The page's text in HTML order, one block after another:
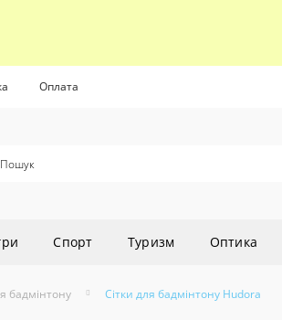
Оплата
Cпорт Туризм Оптика
бадмінтону Сітки для бадмінтону Hudora